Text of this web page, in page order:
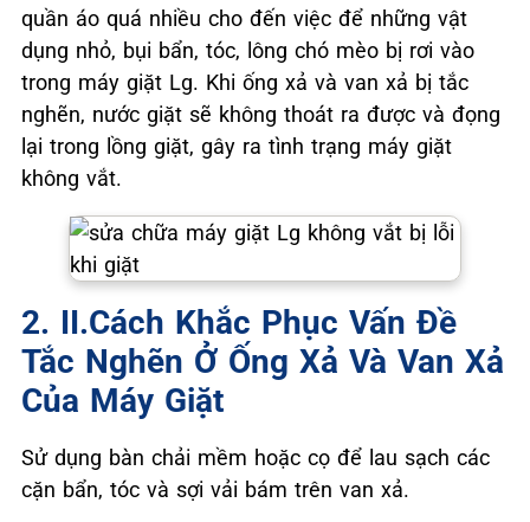
quần áo quá nhiều cho đến việc để những vật
dụng nhỏ, bụi bẩn, tóc, lông chó mèo bị rơi vào
trong máy giặt Lg. Khi ống xả và van xả bị tắc
nghẽn, nước giặt sẽ không thoát ra được và đọng
lại trong lồng giặt, gây ra tình trạng máy giặt
không vắt.
2. II.Cách Khắc Phục Vấn Đề
Tắc Nghẽn Ở Ống Xả Và Van Xả
Của Máy Giặt
Sử dụng bàn chải mềm hoặc cọ để lau sạch các
cặn bẩn, tóc và sợi vải bám trên van xả.